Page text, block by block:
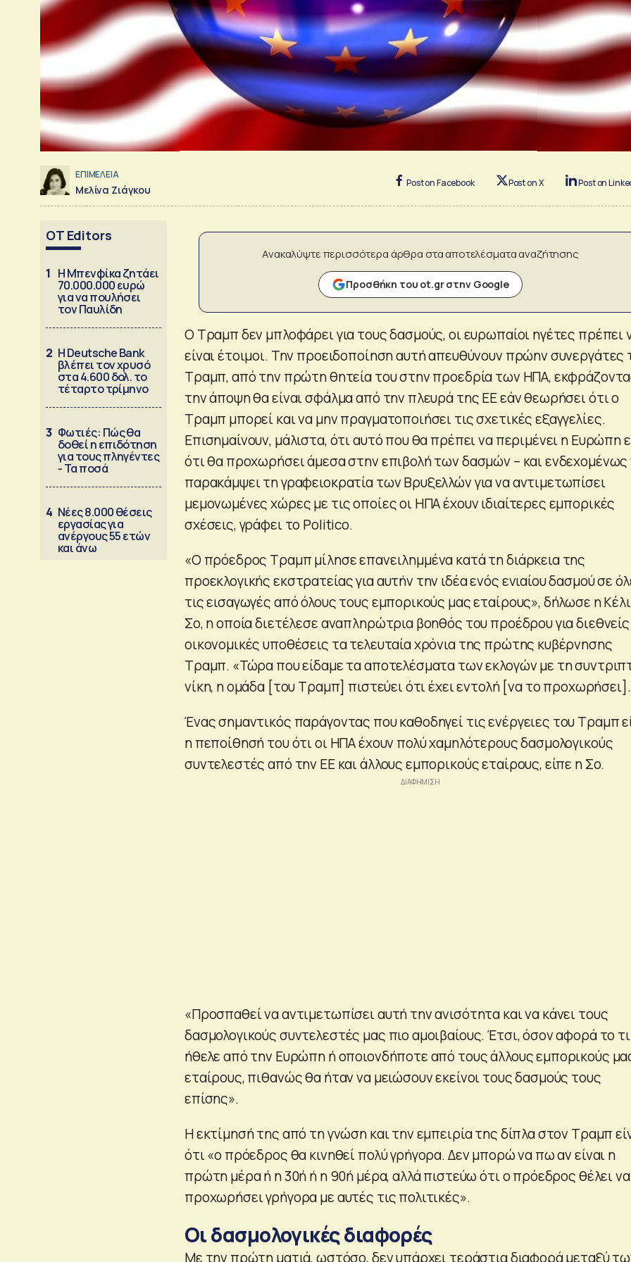
ΕΠΙΜΕΛΕΙΑ
Μελίνα Ζιάγκου
Post on Facebook Post on X Post on
OT Editors
1 Η Μπενφίκα ζητάει
70.000.000 ευρώ
για να πουλήσει
τον Παυλίδη
2 Η Deutsche Bank
βλέπει τον χρυσό
στα 4.600 δολ. το
τέταρτο τρίμηνο
3 Φωτιές: Πώς θα
δοθεί η επιδότηση
για τους πληγέντες
- Τα ποσά
4 Νέες 8.000 θέσεις
εργασίας για
ανέργους 55 ετών
και άνω
Ανακαλύψτε περισσότερα άρθρα στα αποτελέσματα αναζήτησης
Προσθήκη του ot.gr στην Google
O Τραμπ δεν μπλοφάρει για τους δασμούς, οι ευρωπαίοι ηγέτες πρέπει
είναι έτοιμοι. Την προειδοποίηση αυτή απευθύνουν πρώην συνεργάτες
Τραμπ, από την πρώτη θητεία του στην προεδρία των ΗΠΑ,
την άποψη θα είναι σφάλμα από την πλευρά της ΕΕ εάν θεωρήσει ότι ο
Τραμπ μπορεί και να μην πραγματοποιήσει τις σχετικές εξαγγελίες.
Επισημαίνουν, μάλιστα, ότι αυτό που θα πρέπει να περιμένει η Ευρώπη
ότι θα προχωρήσει άμεσα στην επιβολή των δασμών – και ενδεχομένως
παρακάμψει τη γραφειοκρατία των Βρυξελλών για να αντιμετωπίσει
μεμονωμένες χώρες με τις οποίες οι ΗΠΑ έχουν ιδιαίτερες εμπορικές
σχέσεις, γράφει το Politico.
«Ο πρόεδρος Τραμπ μίλησε επανειλημμένα κατά τη διάρκεια της
προεκλογικής εκστρατείας για αυτήν την ιδέα ενός ενιαίου δασμού σε
τις εισαγωγές από όλους τους εμπορικούς μας εταίρους», δήλωσε η
Σο, η οποία διετέλεσε αναπληρώτρια βοηθός του προέδρου για διεθνείς
οικονομικές υποθέσεις τα τελευταία χρόνια της πρώτης κυβέρνησης
Τραμπ. «Τώρα που είδαμε τα αποτελέσματα των εκλογών με τη
νίκη, η ομάδα [του Τραμπ] πιστεύει ότι έχει εντολή [να το προχωρήσει].
Ένας σημαντικός παράγοντας που καθοδηγεί τις ενέργειες του Τραμπ
η πεποίθησή του ότι οι ΗΠΑ έχουν πολύ χαμηλότερους δασμολογικούς
συντελεστές από την ΕΕ και άλλους εμπορικούς εταίρους, είπε η Σο.
«Προσπαθεί να αντιμετωπίσει αυτή την ανισότητα και να κάνει τους
δασμολογικούς συντελεστές μας πιο αμοιβαίους. Έτσι, όσον αφορά το
ήθελε από την Ευρώπη ή οποιονδήποτε από τους άλλους εμπορικούς
εταίρους, πιθανώς θα ήταν να μειώσουν εκείνοι τους δασμούς τους
επίσης».
Η εκτίμησή της από τη γνώση και την εμπειρία της δίπλα στον Τραμπ
ότι «ο πρόεδρος θα κινηθεί πολύ γρήγορα. Δεν μπορώ να πω αν είναι η
πρώτη μέρα ή η 30ή ή η 90ή μέρα, αλλά πιστεύω ότι ο πρόεδρος θέλει να
προχωρήσει γρήγορα με αυτές τις πολιτικές».
Οι δασμολογικές διαφορές
Με την πρώτη ματιά, ωστόσο, δεν υπάρχει τεράστια διαφορά μεταξύ